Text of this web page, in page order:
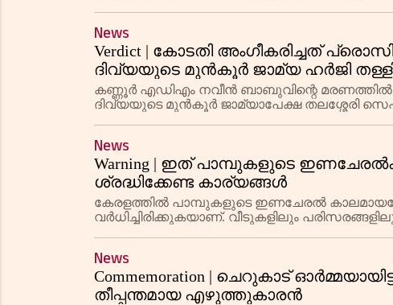
News
Verdict | കോടതി അംഗീകരിച്ചത്
ദിവ്യയുടെ മുൻകൂർ ജാമ്യ ഹർജി
കണ്ണൂർ എഡിഎം നവീൻ ബാബുവിന്റെ മരണത്തിൽ
ദിവ്യയുടെ മുൻകൂർ ജാമ്യാപേക്ഷ തലശ്ശേരി
News
Warning | ഇത് പാമ്പുകളുടെ
ശ്രദ്ധിക്കേണ്ട കാര്യങ്ങൾ
കേരളത്തിൽ പാമ്പുകളുടെ ഇണചേരൽ
വർധിച്ചിരിക്കുകയാണ്. വീടുകളിലും
News
Commemoration | ചെറുകാട്
തീപ്പന്തമായ എഴുത്തുകാരൻ